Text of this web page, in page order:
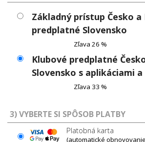
Základný prístup Česko a
predplatné Slovensko
Zľava 26 %
Klubové predplatné
Slovensko s aplikáciami
Zľava 33 %
3) VYBERTE SI SPÔSOB PLATBY
Platobná karta
(automatické